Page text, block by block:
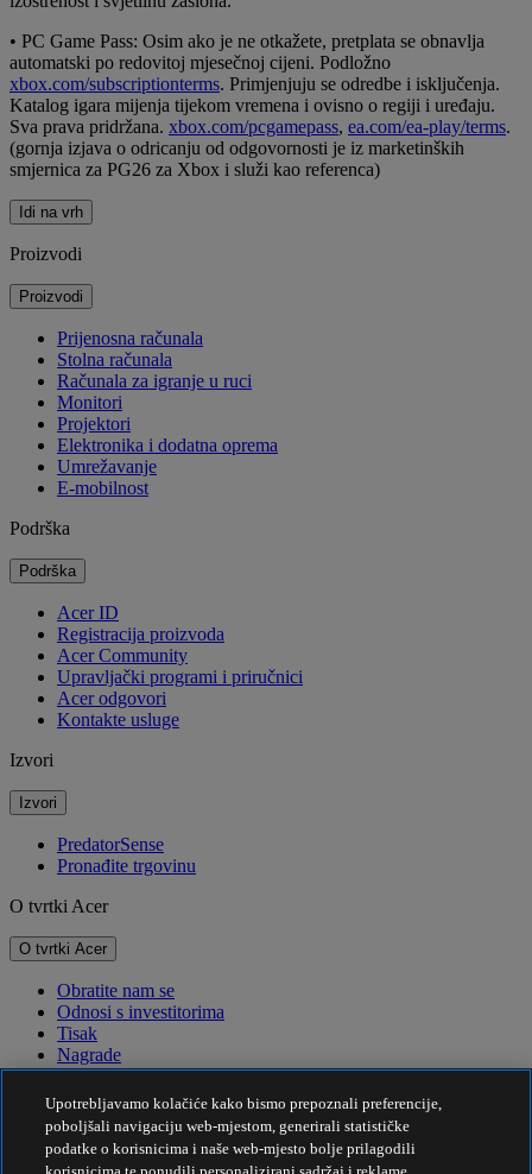
• PC Game Pass: Osim ako je ne otkažete, pretplata se obnavlja
automatski po redovitoj mjesečnoj cijeni. Podložno
xbox.com/subscriptionterms. Primjenjuju se odredbe i isključenja.
Katalog igara mijenja tijekom vremena i ovisno o regiji i uređaju.
Sva prava pridržana. xbox.com/pcgamepass, ea.com/ea-play/terms.
(gornja izjava o odricanju od odgovornosti je iz marketinških
smjernica za PG26 za Xbox i služi kao referenca)
Idi na vrh
Proizvodi
Proizvodi
Prijenosna računala
Stolna računala
Računala za igranje u ruci
Monitori
Projektori
Elektronika i dodatna oprema
Umrežavanje
E-mobilnost
Podrška
Podrška
Acer ID
Registracija proizvoda
Acer Community
Upravljački programi i priručnici
Acer odgovori
Kontakte usluge
Izvori
Izvori
PredatorSense
Pronađite trgovinu
O tvrtki Acer
O tvrtki Acer
Obratite nam se
Odnosi s investitorima
Tisak
Nagrade
Događaji
Održivost
Održivost
Upotrebljavamo kolačiće kako bismo prepoznali preferencije,
poboljšali navigaciju web-mjestom, generirali statističke
podatke o korisnicima i naše web-mjesto bolje prilagodili